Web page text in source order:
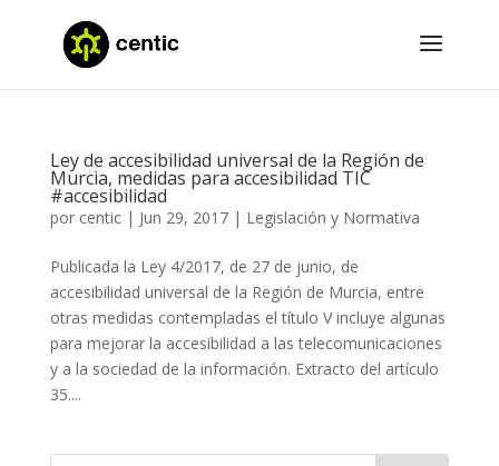
Ley de accesibilidad universal de la Región de
Murcia, medidas para accesibilidad TIC
#accesibilidad
por centic| Jun 29, 2017| Legislación y Normativa
Publicada la Ley 4/2017, de 27 de junio, de
accesibilidad universal de la Región de Murcia, entre
otras medidas contempladas el título V incluye algunas
para mejorar la accesibilidad a las telecomunicaciones
y a la sociedad de la información. Extracto del artículo
35....